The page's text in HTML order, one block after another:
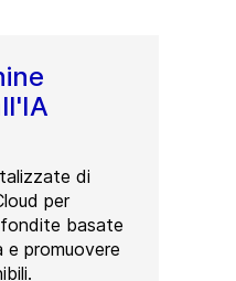
di
per
basate
e promuovere